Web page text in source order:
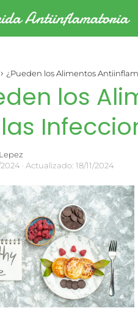
¿Pueden los Alimentos
los
· Actualizado: 18/11/2024